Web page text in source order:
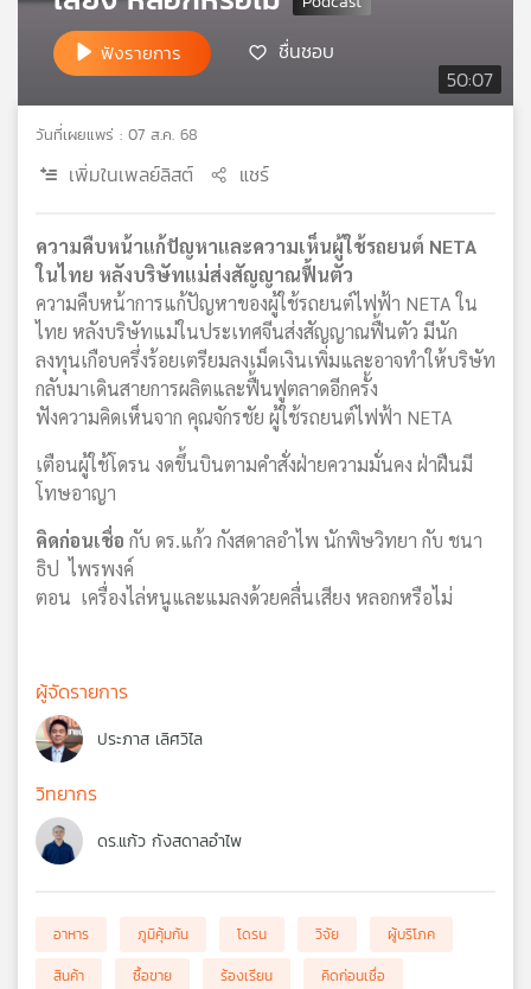
แผนที่
เครือ
ข่าย
50:07
ฟังรายการ ชื่นชอบ
วันที่เผยแพร่ : 07 ส.ค. 68
เพิ่มในเพลย์ลิสต์ แชร์
ความคืบหน้าแก้ปัญหาและความเห็นผู้ใช้รถยนต์ NETA
ในไทย หลังบริษัทแม่ส่งสัญญาณฟื้นตัว
ความคืบหน้าการแก้ปัญหาของผู้ใช้รถยนต์ไฟฟ้า NETA ใน
ไทย หลังบริษัทแม่ในประเทศจีนส่งสัญญาณฟื้นตัว มีนัก
ลงทุนเกือบครึ่งร้อยเตรียมลงเม็ดเงินเพิ่มและอาจทำให้บริษัท
กลับมาเดินสายการผลิตและฟื้นฟูตลาดอีกครั้ง
ฟังความคิดเห็นจาก คุณจักรชัย ผู้ใช้รถยนต์ไฟฟ้า NETA
เตือนผู้ใช้โดรน งดขึ้นบินตามคำสั่งฝ่ายความมั่นคง ฝ่าฝืนมี
โทษอาญา
คิดก่อนเชื่อ กับ ดร.แก้ว กังสดาลอำไพ นักพิษวิทยา กับ ชนา
ธิป ไพรพงค์
ตอน เครื่องไล่หนูและแมลงด้วยคลื่นเสียง หลอกหรือไม่
ผู้จัดรายการ
ประภาส เลิศวิไล
วิทยากร
ดร.แก้ว กังสดาลอำไพ
อาหาร ภูมิคุ้มกัน โดรน วิจัย
ผู้บริโภค
สินค้า
ซื้อขาย ร้องเรียน
คิดก่อนเชื่อ